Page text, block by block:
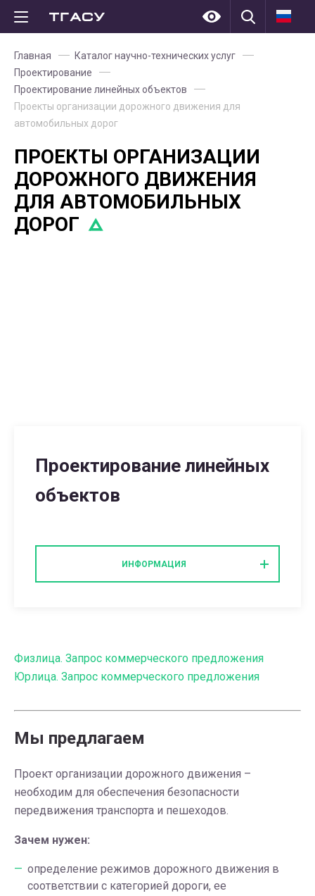
Главная
Каталог научно-технических услуг
Проектирование
Проектирование линейных объектов
Проекты организации дорожного движения для
автомобильных дорог
ПРОЕКТЫ ОРГАНИЗАЦИИ
ДОРОЖНОГО ДВИЖЕНИЯ
ДЛЯ АВТОМОБИЛЬНЫХ
ДОРОГ
Проектирование линейных
объектов
ИНФОРМАЦИЯ
Физлица. Запрос коммерческого предложения
Юрлица. Запрос коммерческого предложения
Мы предлагаем
Проект организации дорожного движения –
необходим для обеспечения безопасности
передвижения транспорта и пешеходов.
Зачем нужен:
определение режимов дорожного движения в
соответствии с категорией дороги, ее